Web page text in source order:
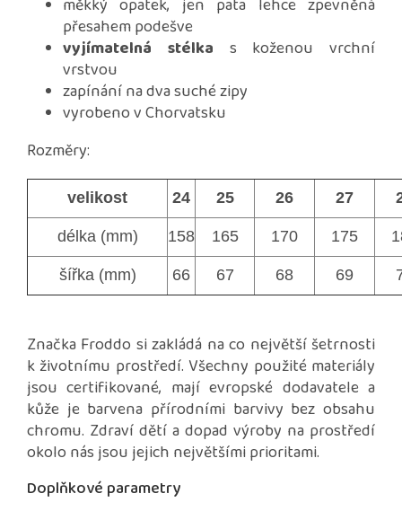
měkký opatek, jen pata lehce zpevněná
přesahem podešve
vyjímatelná stélka s koženou vrchní
vrstvou
zapínání na dva suché zipy
vyrobeno v Chorvatsku
Rozměry:
velikost 24 25 26 27
délka (mm) 158 165 170 175
šířka (mm) 66 67 68 69
Značka Froddo si zakládá na co největší šetrnosti
k životnímu prostředí. Všechny použité materiály
jsou certifikované, mají evropské dodavatele a
kůže je barvena přírodními barvivy bez obsahu
chromu. Zdraví dětí a dopad výroby na prostředí
okolo nás jsou jejich největšími prioritami.
Doplňkové parametry